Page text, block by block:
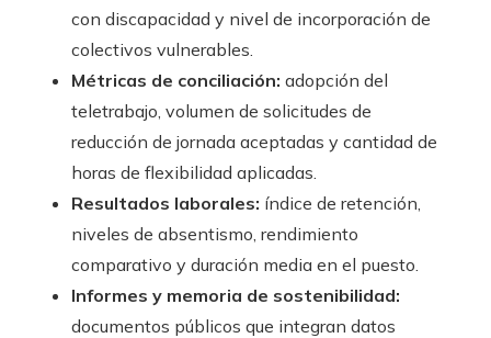
con discapacidad y nivel de incorporación de
colectivos vulnerables.
Métricas de conciliación: adopción del
teletrabajo, volumen de solicitudes de
reducción de jornada aceptadas y cantidad de
horas de flexibilidad aplicadas.
Resultados laborales: índice de retención,
niveles de absentismo, rendimiento
comparativo y duración media en el puesto.
Informes y memoria de sostenibilidad:
documentos públicos que integran datos